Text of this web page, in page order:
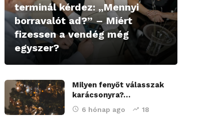
terminál kérdez: „Mennyi
borravalót ad?” – Miért
fizessen a vendég még
egyszer?
Milyen fenyőt válasszak
karácsonyra?…
6 hónap ago 18